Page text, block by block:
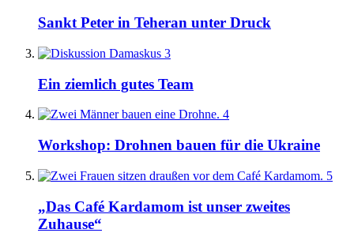
Sankt Peter in Teheran unter Druck
3
Ein ziemlich gutes Team
4
Workshop: Drohnen bauen für die Ukraine
5
„Das Café Kardamom ist unser zweites
Zuhause“